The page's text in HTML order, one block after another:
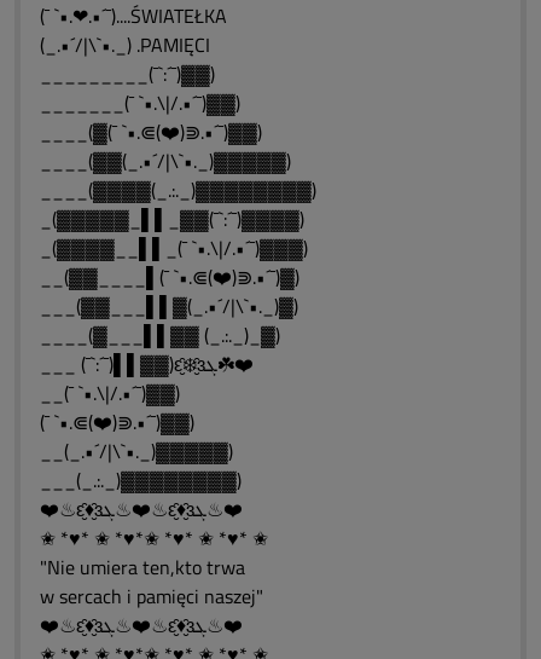
(¯ `•.❤.•´¯)....ŚWIATEŁKA
(_.•´/|\`•._) .PAMIĘCI
_________(¯`:´¯)▓▓)
_______(¯ `•.\|/.•´¯)▓▓)
____(▓(¯ `•.⋐(❤️)⋑.•´¯)▓▓)
____(▓▓(_.•´/|\`•._)▓▓▓▓▓)
____(▓▓▓▓(_.:._)▓▓▓▓▓▓▓▓)
_(▓▓▓▓▓_▌▌_▓▓(¯`:´¯)▓▓▓▓)
_(▓▓▓▓__▌▌_(¯ `•.\|/.•´¯)▓▓▓)
__(▓▓____▌(¯ `•.⋐(❤️)⋑.•´¯)▓)
___(▓▓___▌▌▓(_.•´/|\`•._)▓)
____(▓___▌▌▓▓ (_.:._)_▓)
___ (¯`:´¯)▌▌▓▓)ԑ̮̑❄️̮̑ɜܓ☘️❤️
__(¯ `•.\|/.•´¯)▓▓)
(¯ `•.⋐(❤️)⋑.•´¯)▓▓)
__(_.•´/|\`•._)▓▓▓▓▓)
___(_.:._)▓▓▓▓▓▓▓▓)
❤️♨ԑ̮̑♦̮̑ɜܓ♨❤️♨ԑ̮̑♦̮̑ɜܓ♨❤️
✬ *♥* ✬ *♥*✬ *♥* ✬ *♥* ✬
"Nie umiera ten,kto trwa
w sercach i pamięci naszej"
❤️♨ԑ̮̑♦̮̑ɜܓ♨❤️♨ԑ̮̑♦̮̑ɜܓ♨❤️